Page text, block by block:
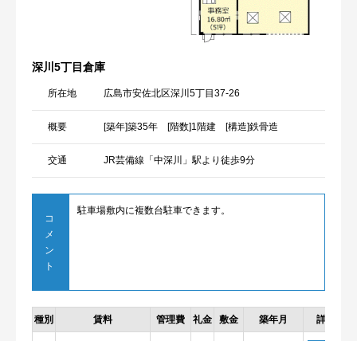
深川5丁目倉庫
所在地 広島市安佐北区深川5丁目37-26
概要 [築年]築35年 [階数]1階建 [構造]鉄骨造
交通 JR芸備線「中深川」駅より徒歩9分
コ
メ
ン
ト
駐車場敷内に複数台駐車できます。
種別 賃料 管理費 礼金 敷金 築年月 詳細